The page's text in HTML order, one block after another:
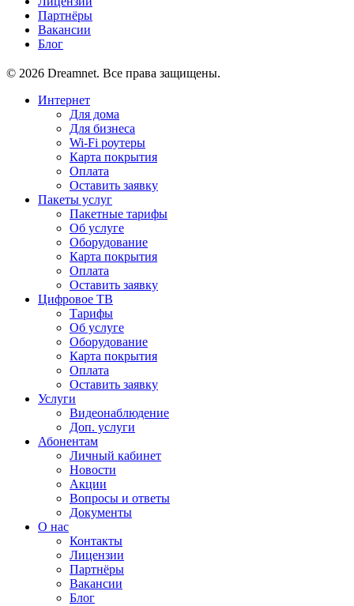
Партнёры
Вакансии
Блог
© 2026 Dreamnet. Все права защищены.
Интернет
Для дома
Для бизнеса
Wi-Fi роутеры
Карта покрытия
Оплата
Оставить заявку
Пакеты услуг
Пакетные тарифы
Об услуге
Оборудование
Карта покрытия
Оплата
Оставить заявку
Цифровое ТВ
Тарифы
Об услуге
Оборудование
Карта покрытия
Оплата
Оставить заявку
Услуги
Видеонаблюдение
Доп. услуги
Абонентам
Личный кабинет
Новости
Акции
Вопросы и ответы
Документы
О нас
Контакты
Лицензии
Партнёры
Вакансии
Блог